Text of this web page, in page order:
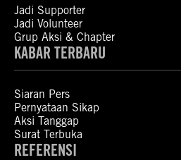
Jadi Supporter
Jadi Volunteer
Grup Aksi & Chapter
KABAR TERBARU
Siaran Pers
Pernyataan Sikap
Aksi Tanggap
Surat Terbuka
REFERENSI